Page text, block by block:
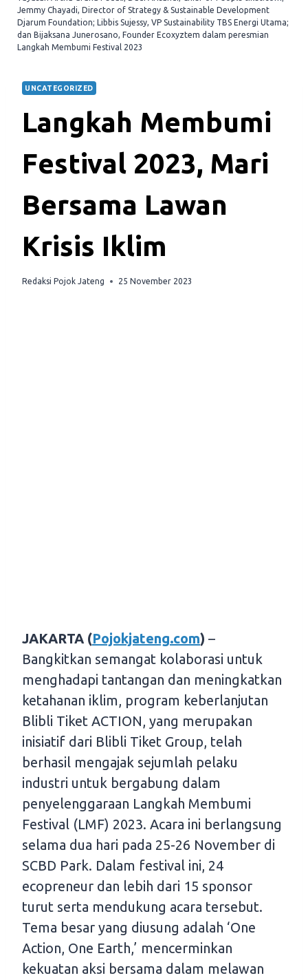
Jemmy Chayadi, Director of Strategy & Sustainable Development
Djarum Foundation; Libbis Sujessy, VP Sustainability TBS Energi Utama;
dan Bijaksana Junerosano, Founder Ecoxyztem dalam peresmian
Langkah Membumi Festival 2023
UNCATEGORIZED
Langkah Membumi
Festival 2023, Mari
Bersama Lawan
Krisis Iklim
Redaksi Pojok Jateng 25 November 2023
JAKARTA (Pojokjateng.com) –
Bangkitkan semangat kolaborasi untuk
menghadapi tantangan dan meningkatkan
ketahanan iklim, program keberlanjutan
Blibli Tiket ACTION, yang merupakan
inisiatif dari Blibli Tiket Group, telah
berhasil mengajak sejumlah pelaku
industri untuk bergabung dalam
penyelenggaraan Langkah Membumi
Festival (LMF) 2023. Acara ini berlangsung
selama dua hari pada 25-26 November di
SCBD Park. Dalam festival ini, 24
ecopreneur dan lebih dari 15 sponsor
turut serta mendukung acara tersebut.
Tema besar yang diusung adalah ‘One
Action, One Earth,’ mencerminkan
kekuatan aksi bersama dalam melawan